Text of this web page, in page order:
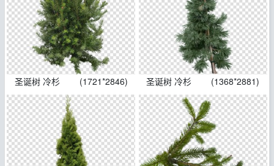
圣诞树 冷杉 (1721*2846) 圣诞树 冷杉 (1368*2881)